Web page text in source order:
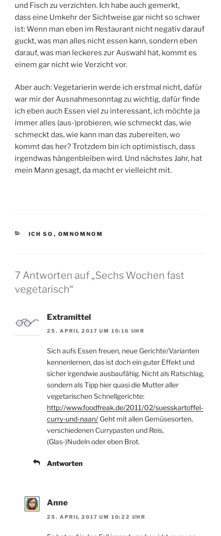
und Fisch zu verzichten. Ich habe auch gemerkt,
dass eine Umkehr der Sichtweise gar nicht so schwer
ist: Wenn man eben im Restaurant nicht negativ darauf
guckt, was man alles nicht essen kann, sondern eben
darauf, was man leckeres zur Auswahl hat, kommt es
einem gar nicht wie Verzicht vor.
Aber auch: Vegetarierin werde ich erstmal nicht, dafür
war mir der Ausnahmesonntag zu wichtig, dafür finde
ich eben auch Essen viel zu interessant, ich möchte ja
immer alles (aus-)probieren, wie schmeckt das, wie
schmeckt das, wie kann man das zubereiten, wo
kommt das her? Trotzdem bin ich optimistisch, dass
irgendwas hängenbleiben wird. Und nächstes Jahr, hat
mein Mann gesagt, da macht er vielleicht mit.
KATEGORIEN
ICH SO , OMNOMNOM
7 Antworten auf „Sechs Wochen fast
vegetarisch“
Extramittel
25. APRIL 2017 UM 10:16 UHR
Sich aufs Essen freuen, neue Gerichte/Varianten
kennenlernen, das ist doch ein guter Effekt und
sicher irgendwie ausbaufähig. Nicht als Ratschlag,
sondern als Tipp hier quasi die Mutter aller
vegetarischen Schnellgerichte:
http://www.foodfreak.de/2011/02/suesskartoffel-
curry-und-naan/ Geht mit allen Gemüsesorten,
verschiedenen Currypasten und Reis,
(Glas-)Nudeln oder eben Brot.
Antworten
Anne
25. APRIL 2017 UM 10:22 UHR